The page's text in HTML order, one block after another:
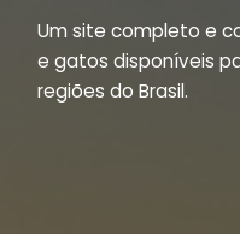
Um site completo e
e gatos disponíveis
regiões do Brasil.